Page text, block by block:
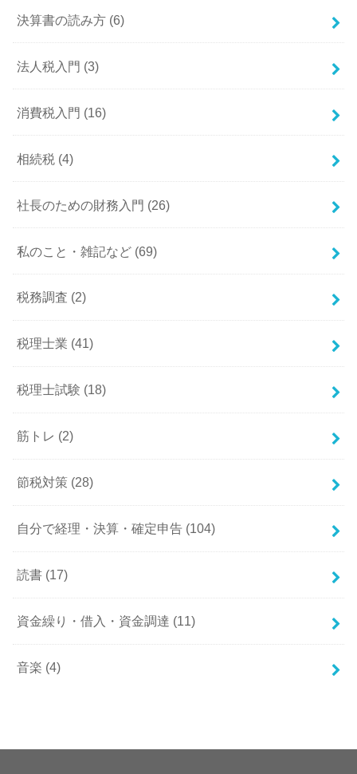
決算書の読み方 (6)
法人税入門 (3)
消費税入門 (16)
相続税 (4)
社長のための財務入門 (26)
私のこと・雑記など (69)
税務調査 (2)
税理士業 (41)
税理士試験 (18)
筋トレ (2)
節税対策 (28)
自分で経理・決算・確定申告 (104)
読書 (17)
資金繰り・借入・資金調達 (11)
音楽 (4)